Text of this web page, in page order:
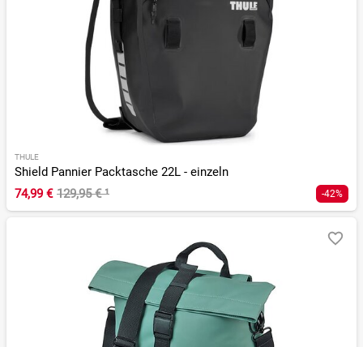
THULE
Shield Pannier Packtasche 22L - einzeln
74,99 € 129,95 €¹ -42%